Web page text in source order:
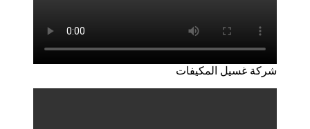
شركة غسيل المكيفات